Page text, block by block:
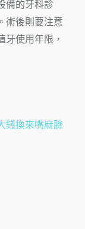
備的牙科診
術後則要注意
牙使用年限，
錢換來嘴麻臉